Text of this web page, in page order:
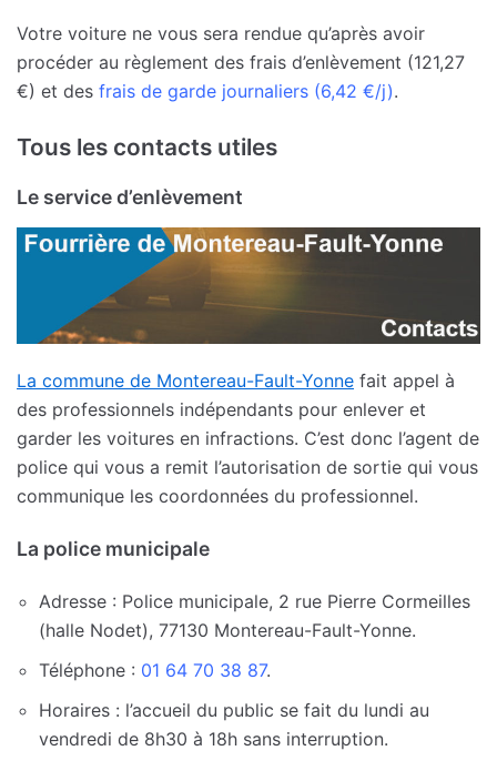
Votre voiture ne vous sera rendue qu’après avoir
procéder au règlement des frais d’enlèvement (121,27
€) et des frais de garde journaliers (6,42 €/j).
Tous les contacts utiles
Le service d’enlèvement
La commune de Montereau-Fault-Yonne fait appel à
des professionnels indépendants pour enlever et
garder les voitures en infractions. C’est donc l’agent de
police qui vous a remit l’autorisation de sortie qui vous
communique les coordonnées du professionnel.
La police municipale
Adresse : Police municipale, 2 rue Pierre Cormeilles
(halle Nodet), 77130 Montereau-Fault-Yonne.
Téléphone : 01 64 70 38 87.
Horaires : l’accueil du public se fait du lundi au
vendredi de 8h30 à 18h sans interruption.